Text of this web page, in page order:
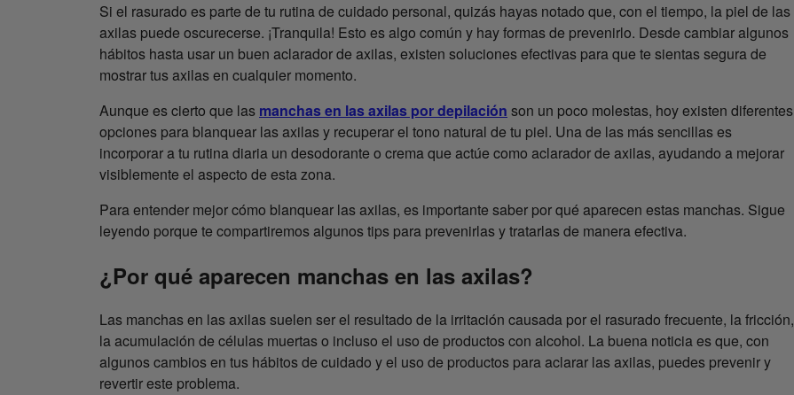
Si el rasurado es parte de tu rutina de cuidado personal, quizás hayas notado que, con el tiempo, la piel de las
axilas puede oscurecerse. ¡Tranquila! Esto es algo común y hay formas de prevenirlo. Desde cambiar algunos
hábitos hasta usar un buen aclarador de axilas, existen soluciones efectivas para que te sientas segura de
mostrar tus axilas en cualquier momento.
Aunque es cierto que las manchas en las axilas por depilación son un poco molestas, hoy existen diferentes
opciones para blanquear las axilas y recuperar el tono natural de tu piel. Una de las más sencillas es
incorporar a tu rutina diaria un desodorante o crema que actúe como aclarador de axilas, ayudando a mejorar
visiblemente el aspecto de esta zona.
Para entender mejor cómo blanquear las axilas, es importante saber por qué aparecen estas manchas. Sigue
leyendo porque te compartiremos algunos tips para prevenirlas y tratarlas de manera efectiva.
¿Por qué aparecen manchas en las axilas?
Las manchas en las axilas suelen ser el resultado de la irritación causada por el rasurado frecuente, la fricción,
la acumulación de células muertas o incluso el uso de productos con alcohol. La buena noticia es que, con
algunos cambios en tus hábitos de cuidado y el uso de productos para aclarar las axilas, puedes prevenir y
revertir este problema.